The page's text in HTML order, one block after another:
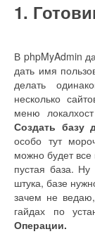
1.
В phpMyAdmin
дать имя
делать
несколько
меню
Создать базу
особо тут
можно будет все
пустая база.
штука, базе
зачем не
гайдах по
Операции.